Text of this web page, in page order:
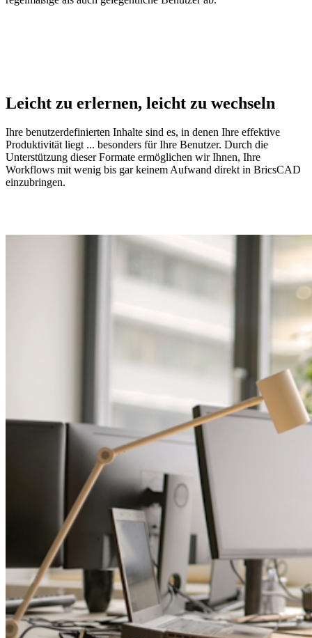
Leicht zu erlernen, leicht zu wechseln
Ihre benutzerdefinierten Inhalte sind es, in denen Ihre effektive
Produktivität liegt ... besonders für Ihre Benutzer. Durch die
Unterstützung dieser Formate ermöglichen wir Ihnen, Ihre
Workflows mit wenig bis gar keinem Aufwand direkt in BricsCAD
einzubringen.